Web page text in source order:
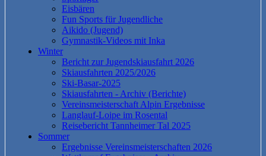
Eisbären
Fun Sports für Jugendliche
Aikido (Jugend)
Gymnastik-Videos mit Inka
Winter
Bericht zur Jugendskiausfahrt 2026
Skiausfahrten 2025/2026
Ski-Basar-2025
Skiausfahrten - Archiv (Berichte)
Vereinsmeisterschaft Alpin Ergebnisse
Langlauf-Loipe im Rosental
Reisebericht Tannheimer Tal 2025
Sommer
Ergebnisse Vereinsmeisterschaften 2026